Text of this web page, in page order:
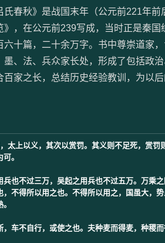
秋》是战国末年（公元前221年前
》，在公元前239写成，当时正是秦
六十篇，二十余万字。书中尊崇道家
墨、法、兵众家长处，形成了包括政
百家之长，总结历史经验教训，为以
太上以义，其次以赏罚。其义则不足死，赏
。
兵也不过三万，吴起之用兵也不过五万。万乘
，不得所以用之也。不得所以用之，国虽大，
，车不自行，或使之也。夫种麦而得麦，种稷